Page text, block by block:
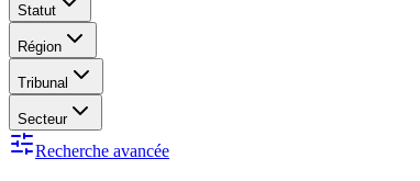
Statut
Région
Tribunal
Secteur
Recherche avancée